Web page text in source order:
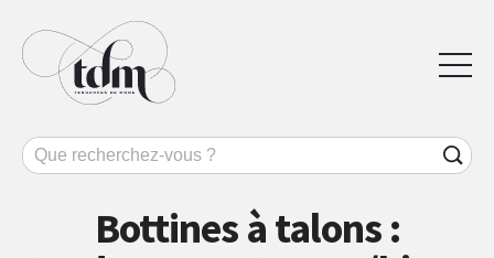
Bottines à talons :